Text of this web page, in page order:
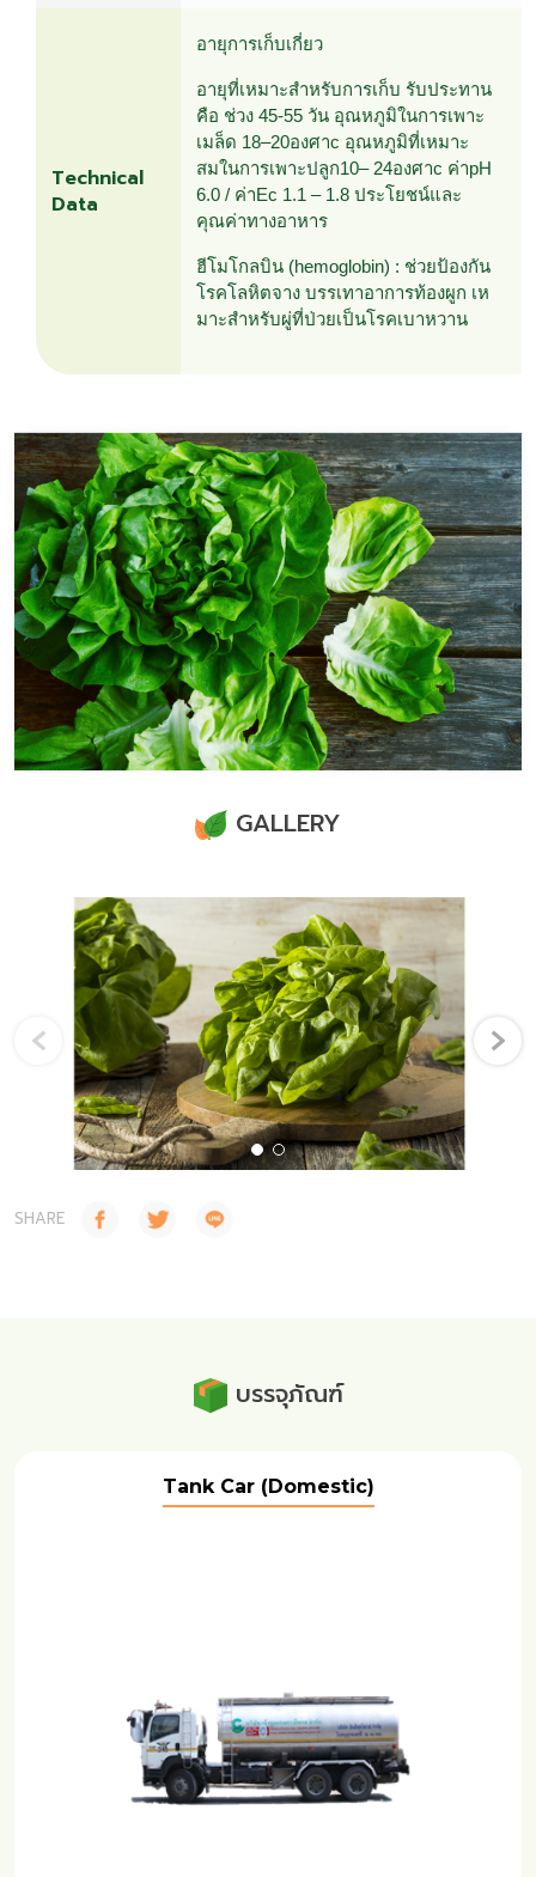
GALLERY
‹ ›
SHARE
Technical
Data
อายุการเก็บเกี่ยว
อายุที่เหมาะสำหรับการเก็บ รับประทาน
คือ ช่วง 45-55 วัน อุณหภูมิในการเพาะ
เมล็ด 18–20องศาc อุณหภูมิที่เหมาะ
สมในการเพาะปลูก10– 24องศาc ค่าpH
6.0 / ค่าEc 1.1 – 1.8 ประโยชน์และ
คุณค่าทางอาหาร
ฮีโมโกลบิน (hemoglobin) : ช่วยป้องกัน
โรคโลหิตจาง บรรเทาอาการท้องผูก เห
มาะสำหรับผู่ที่ป่วยเป็นโรคเบาหวาน
บรรจุภัณฑ์
Tank Car (Domestic)